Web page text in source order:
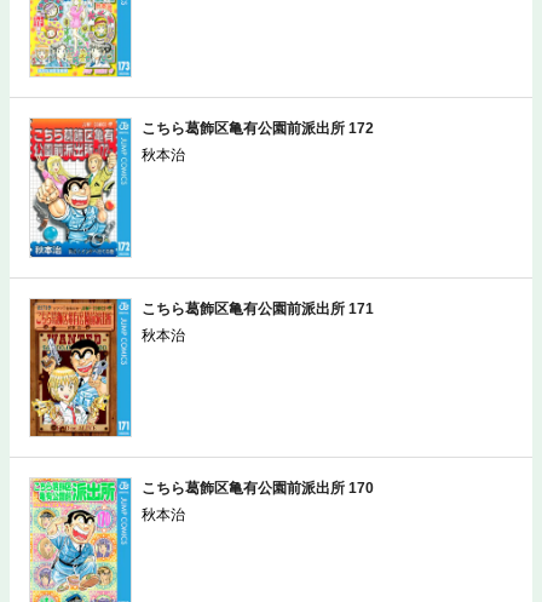
こちら葛飾区亀有公園前派出所 172
秋本治
こちら葛飾区亀有公園前派出所 171
秋本治
こちら葛飾区亀有公園前派出所 170
秋本治